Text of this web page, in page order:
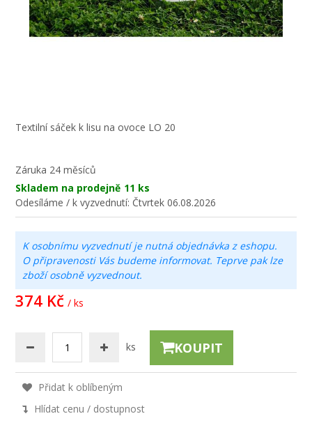
Textilní sáček k lisu na ovoce LO 20
Záruka 24 měsíců
Skladem na prodejně 11 ks
Odesíláme / k vyzvednutí: Čtvrtek 06.08.2026
K osobnímu vyzvednutí je nutná objednávka z eshopu.
O připravenosti Vás budeme informovat. Teprve pak lze
zboží osobně vyzvednout.
374 Kč / ks
ks KOUPIT
Přidat k oblíbeným
Hlídat cenu / dostupnost